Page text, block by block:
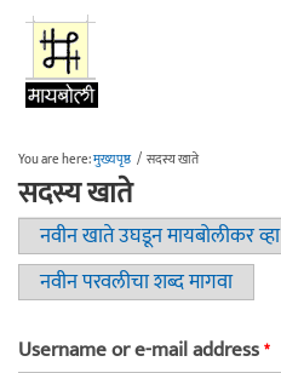
Skip to main content
You are here:मुख्यपृष्ठ / सदस्य खाते
सदस्य खाते
Primary tabs
नवीन खाते उघडून मायबोलीकर व्हा
नवीन परवलीचा शब्द मागवा
Username or e-mail address*